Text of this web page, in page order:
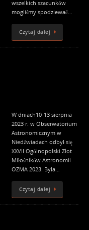
wszelkich szacunków
mogliśmy spodziewać…
Czytaj dalej
W dniach10-13 sierpnia
2023 r. w Obserwatorium
Astronomicznym w
Niedźwiadach odbył się
XXVII Ogólnopolski Zlot
Miłośników Astronomii
OZMA 2023. Była…
Czytaj dalej